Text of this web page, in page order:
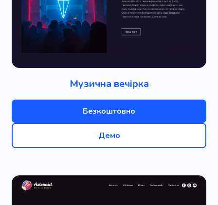
Музична вечірка
Безкоштовно
Демо